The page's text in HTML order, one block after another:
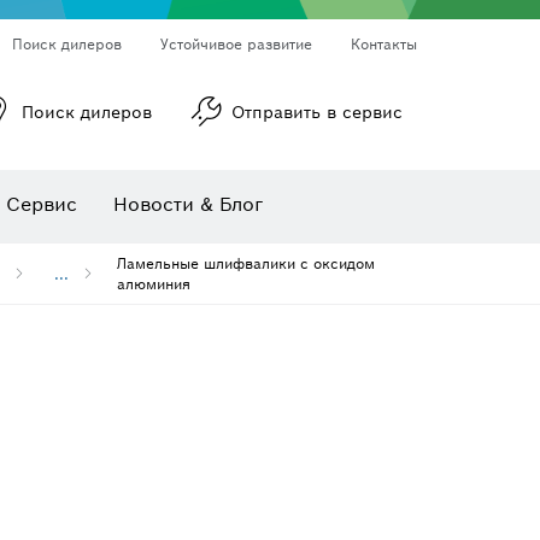
Поиск дилеров Устойчивое развитие Контакты
Поиск дилеров Отправить в сервис
Сервис Новости & Блог
...
Ламельные шлифвалики с оксидом
алюминия